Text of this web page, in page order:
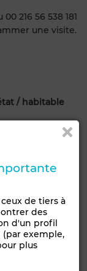
216 56 538 181
une visite.
/ habitable
de tiers à
des
d'un profil
(par exemple,
plus